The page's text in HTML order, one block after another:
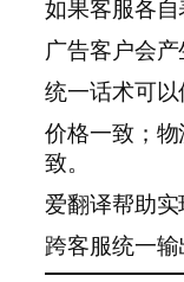
如果客服各自
广告客户会产
统一话术可以
价格一致；
致。
爱翻译帮助实
跨客服统一输